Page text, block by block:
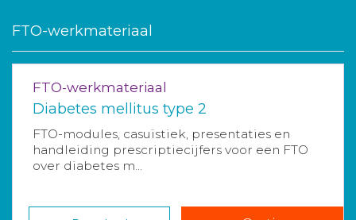
FTO-werkmateriaal
FTO-werkmateriaal
Diabetes mellitus type 2
FTO-modules, casuïstiek, presentaties en
handleiding prescriptiecijfers voor een FTO
over diabetes m...